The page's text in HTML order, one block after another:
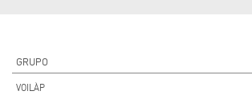
GRUPO
VOILÀP